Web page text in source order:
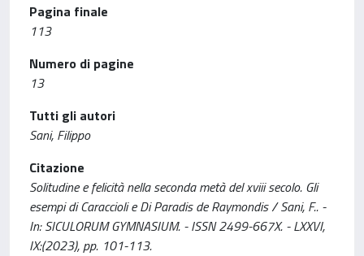
Pagina finale
113
Numero di pagine
13
Tutti gli autori
Sani, Filippo
Citazione
Solitudine e felicità nella seconda metà del xviii secolo. Gli
esempi di Caraccioli e Di Paradis de Raymondis / Sani, F.. -
In: SICULORUM GYMNASIUM. - ISSN 2499-667X. - LXXVI,
IX:(2023), pp. 101-113.